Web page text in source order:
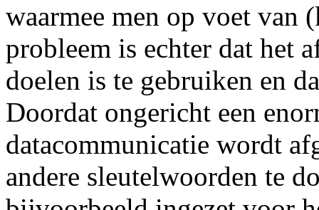
waarmee men op voet van
probleem is echter dat het
doelen is te gebruiken en
Doordat ongericht een
datacommunicatie wordt
andere sleutelwoorden te